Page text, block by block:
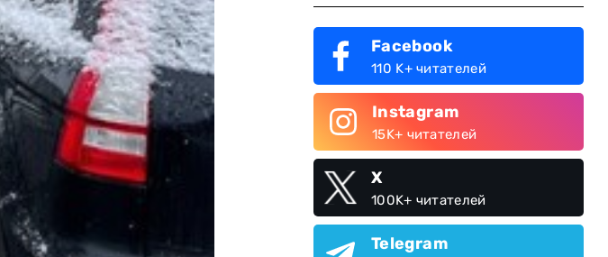
Facebook
110 K+ читателей
Instagram
15K+ читателей
X
100K+ читателей
Telegram